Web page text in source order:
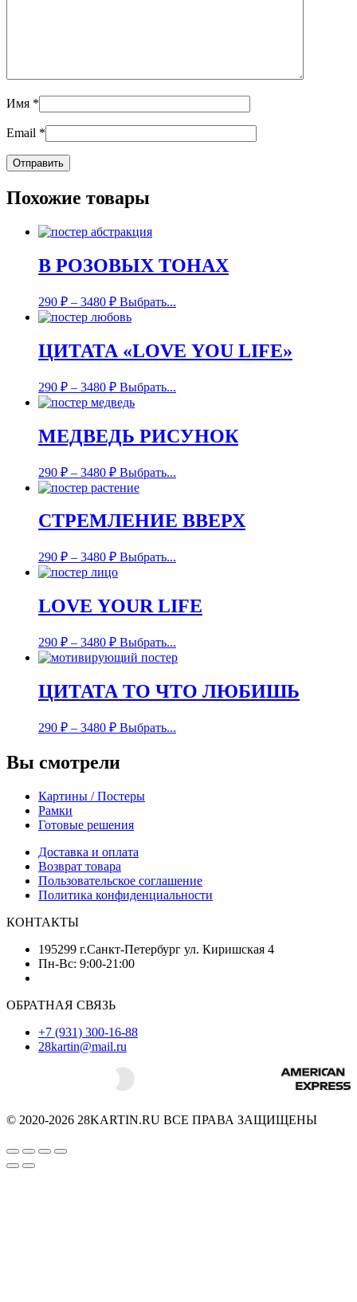
Имя *
Email *
Похожие товары
В РОЗОВЫХ ТОНАХ
290 ₽ – 3480 ₽ Выбрать...
ЦИТАТА «LOVE YOU LIFE»
290 ₽ – 3480 ₽ Выбрать...
МЕДВЕДЬ РИСУНОК
290 ₽ – 3480 ₽ Выбрать...
СТРЕМЛЕНИЕ ВВЕРХ
290 ₽ – 3480 ₽ Выбрать...
LOVE YOUR LIFE
290 ₽ – 3480 ₽ Выбрать...
ЦИТАТА ТО ЧТО ЛЮБИШЬ
290 ₽ – 3480 ₽ Выбрать...
Вы смотрели
Картины / Постеры
Рамки
Готовые решения
Доставка и оплата
Возврат товара
Пользовательское соглашение
Политика конфиденциальности
КОНТАКТЫ
195299 г.Санкт-Петербург ул. Киришская 4
Пн-Вс: 9:00-21:00
ОБРАТНАЯ СВЯЗЬ
+7 (931) 300-16-88
28kartin@mail.ru
© 2020-2026 28KARTIN.RU ВСЕ ПРАВА ЗАЩИЩЕНЫ